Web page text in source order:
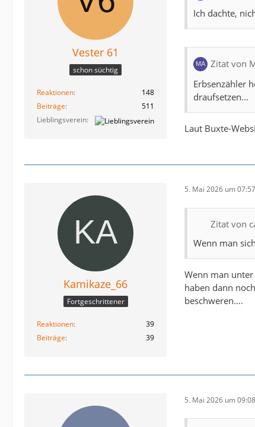
Vester 61
schon süchtig
Reaktionen
148
Beiträge
511
Lieblingsverein
Ich dachte,
Zitat von
Erbsenzähler
draufsetzen...
Laut Buxte-
Kamikaze_66
Fortgeschrittener
Reaktionen
39
Beiträge
39
5. Mai 2026 um 07:57
Zitat von
Wenn man
Wenn man
haben dann
beschweren….
5. Mai 2026 um 09:08